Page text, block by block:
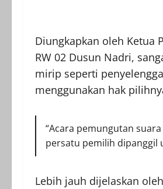
Diungkapkan oleh Ketua
RW 02 Dusun Nadri,
mirip seperti
menggunakan hak
“Acara pemungutan
persatu pemilih dipanggil
Lebih jauh dijelaskan